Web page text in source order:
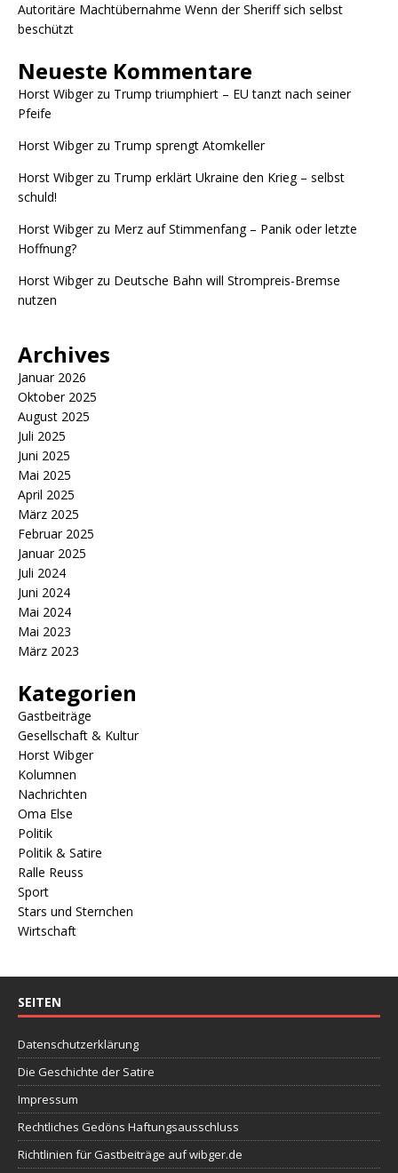
Autoritäre Machtübernahme Wenn der Sheriff sich selbst
beschützt
Neueste Kommentare
Horst Wibgerzu Trump triumphiert – EU tanzt nach seiner
Pfeife
Horst Wibgerzu Trump sprengt Atomkeller
Horst Wibgerzu Trump erklärt Ukraine den Krieg – selbst
schuld!
Horst Wibgerzu Merz auf Stimmenfang – Panik oder letzte
Hoffnung?
Horst Wibgerzu Deutsche Bahn will Strompreis-Bremse
nutzen
Archives
Januar 2026
Oktober 2025
August 2025
Juli 2025
Juni 2025
Mai 2025
April 2025
März 2025
Februar 2025
Januar 2025
Juli 2024
Juni 2024
Mai 2024
Mai 2023
März 2023
Kategorien
Gastbeiträge
Gesellschaft & Kultur
Horst Wibger
Kolumnen
Nachrichten
Oma Else
Politik
Politik & Satire
Ralle Reuss
Sport
Stars und Sternchen
Wirtschaft
SEITEN
Datenschutzerklärung
Die Geschichte der Satire
Impressum
Rechtliches Gedöns Haftungsausschluss
Richtlinien für Gastbeiträge auf wibger.de